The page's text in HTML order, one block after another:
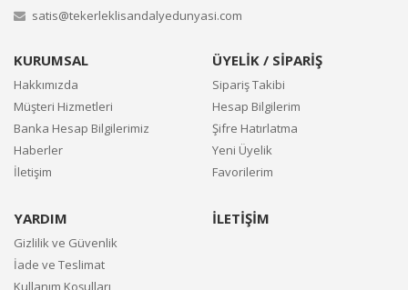
satis@tekerleklisandalyedunyasi.com
KURUMSAL
Hakkımızda
Müşteri Hizmetleri
Banka Hesap Bilgilerimiz
Haberler
İletişim
ÜYELİK / SİPARİŞ
Sipariş Takibi
Hesap Bilgilerim
Şifre Hatırlatma
Yeni Üyelik
Favorilerim
YARDIM
Gizlilik ve Güvenlik
İade ve Teslimat
İLETİŞİM